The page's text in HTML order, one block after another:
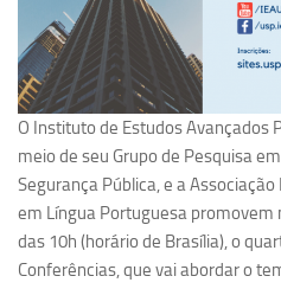
em Saúde com foco em
(Confluencia)
Grupos de estudo
Grupos de Pesquisa
Criminologia
Direito e Tecnologia
Grupo de Pesquisa
e Políticas Públicas
O Instituto de Estudos Avançados
meio de seu Grupo de Pesquisa
Segurança Pública, e a
em Língua Portuguesa promovem
das 10h (horário de Brasília), o
Conferências, que vai abordar o